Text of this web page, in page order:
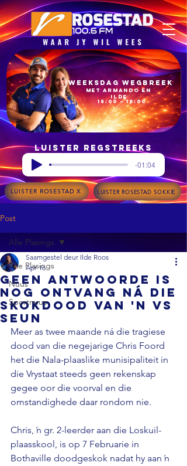
15:00 – 18:00
met Armando en
Ilde
Weeksdag Wegbreek
Luister regstreeks
-01:04
LUISTER ROSESTAD X LUISTER ROSESTAD SOKKIE
Post
Alle Plasings
Nuus
Sportnuus
Alle Plasings
Geen antwoorde is
nog ontvang ná die
skokdood van 'n VS
seun
Saamgestel deur Ilde Roos
Apr 16
Meer as twee maande ná die tragiese
dood van die negejarige Chris Foord
het die Nala-plaaslike munisipaliteit in
die Vrystaat steeds geen rekenskap
gegee oor die voorval en die
omstandighede daar rondom nie.
Chris, ŉ gr. 2-leerder aan die Loskuil-
plaasskool, is op 7 Februarie in
Bothaville doodgeskok nadat hy aan ŉ